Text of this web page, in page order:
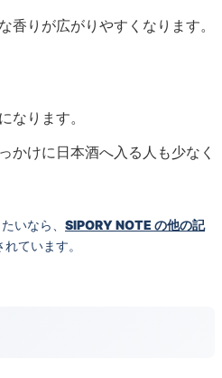
香りが広がりやすくなります。
なります。
かけに日本酒へ入る人も少なく
いなら、 SIPORY NOTE の他の記
ています。